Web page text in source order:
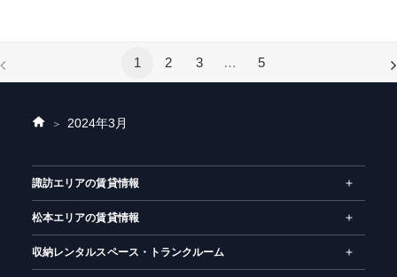
1 2 3 … 5
ホ
2024年3月
諏訪エリアの賃貸情報
松本エリアの賃貸情報
収納レンタルスペース・トランクルーム